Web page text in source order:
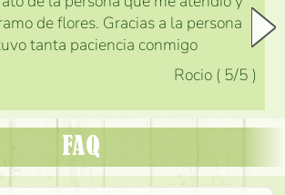
de flores. Gracias a la persona
tanta paciencia conmigo
Rocio ( 5/5 )
FAQ